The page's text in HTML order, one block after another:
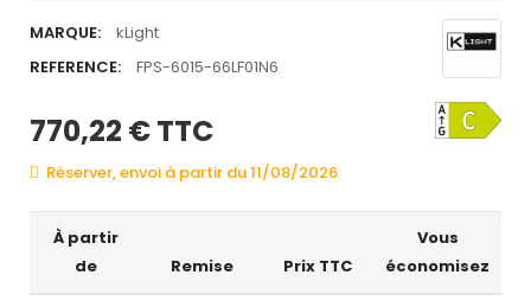
MARQUE:
kLight
REFERENCE:
FPS-6015-66LF01N6
770,22 €TTC
Réserver, envoi à partir du 11/08/2026
À partir
de
Remise Prix TTC
Vous
économisez